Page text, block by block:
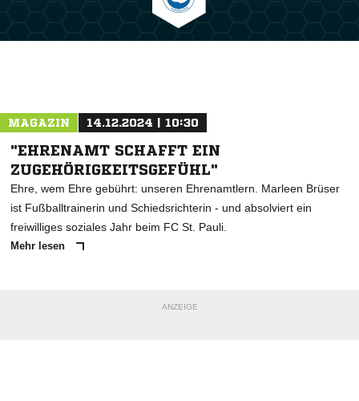
MAGAZIN 14.12.2024 | 10:30
"EHRENAMT SCHAFFT EIN
ZUGEHÖRIGKEITSGEFÜHL"
Ehre, wem Ehre gebührt: unseren Ehrenamtlern. Marleen Brüser
ist Fußballtrainerin und Schiedsrichterin - und absolviert ein
freiwilliges soziales Jahr beim FC St. Pauli.
Mehr lesen
ANZEIGE